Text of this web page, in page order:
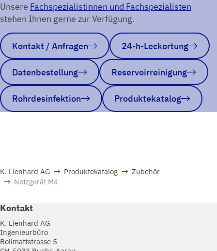
Unsere Fachspezialistinnen und Fachspezialisten
stehen Ihnen gerne zur Verfügung.
Kontakt / Anfragen 24-h-Leckortung
Datenbestellung Reservoirreinigung
Rohrdesinfektion Produktekatalog
K. Lienhard AG Produktekatalog
Zubehör
Netzgerät M4
Kontakt
K. Lienhard AG
Ingenieurbüro
Bolimattstrasse 5